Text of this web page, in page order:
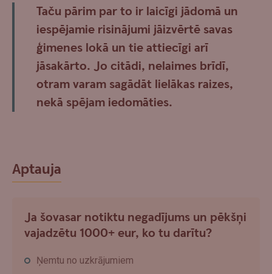
Taču pārim par to ir laicīgi jādomā un
iespējamie risinājumi jāizvērtē savas
ģimenes lokā un tie attiecīgi arī
jāsakārto. Jo citādi, nelaimes brīdī,
otram varam sagādāt lielākas raizes,
nekā spējam iedomāties.
Aptauja
Ja šovasar notiktu negadījums un pēkšņi
vajadzētu 1000+ eur, ko tu darītu?
Ņemtu no uzkrājumiem